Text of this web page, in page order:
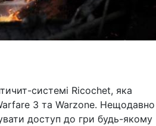
системі Ricochet, яка
3 та Warzone. Нещодавно
доступ до гри будь-якому